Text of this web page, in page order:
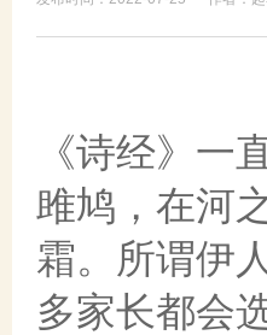
《诗经》一
雎鸠，在河
霜。所谓伊
多家长都会